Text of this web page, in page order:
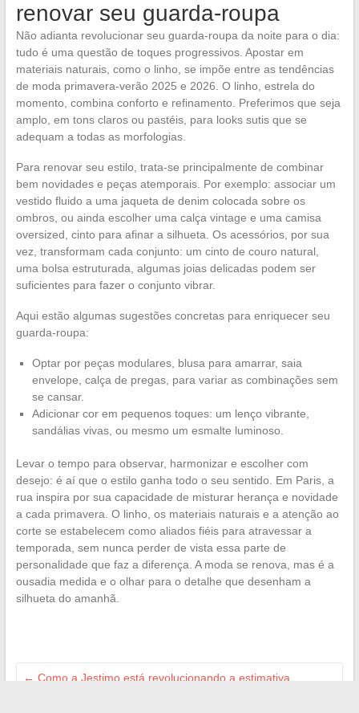
renovar seu guarda-roupa
Não adianta revolucionar seu guarda-roupa da noite para o dia:
tudo é uma questão de toques progressivos. Apostar em
materiais naturais, como o linho, se impõe entre as tendências
de moda primavera-verão 2025 e 2026. O linho, estrela do
momento, combina conforto e refinamento. Preferimos que seja
amplo, em tons claros ou pastéis, para looks sutis que se
adequam a todas as morfologias.
Para renovar seu estilo, trata-se principalmente de combinar
bem novidades e peças atemporais. Por exemplo: associar um
vestido fluido a uma jaqueta de denim colocada sobre os
ombros, ou ainda escolher uma calça vintage e uma camisa
oversized, cinto para afinar a silhueta. Os acessórios, por sua
vez, transformam cada conjunto: um cinto de couro natural,
uma bolsa estruturada, algumas joias delicadas podem ser
suficientes para fazer o conjunto vibrar.
Aqui estão algumas sugestões concretas para enriquecer seu
guarda-roupa:
Optar por peças modulares, blusa para amarrar, saia
envelope, calça de pregas, para variar as combinações sem
se cansar.
Adicionar cor em pequenos toques: um lenço vibrante,
sandálias vivas, ou mesmo um esmalte luminoso.
Levar o tempo para observar, harmonizar e escolher com
desejo: é aí que o estilo ganha todo o seu sentido. Em Paris, a
rua inspira por sua capacidade de misturar herança e novidade
a cada primavera. O linho, os materiais naturais e a atenção ao
corte se estabelecem como aliados fiéis para atravessar a
temporada, sem nunca perder de vista essa parte de
personalidade que faz a diferença. A moda se renova, mas é a
ousadia medida e o olhar para o detalhe que desenham a
silhueta do amanhã.
← Como a Jestimo está revolucionando a estimativa